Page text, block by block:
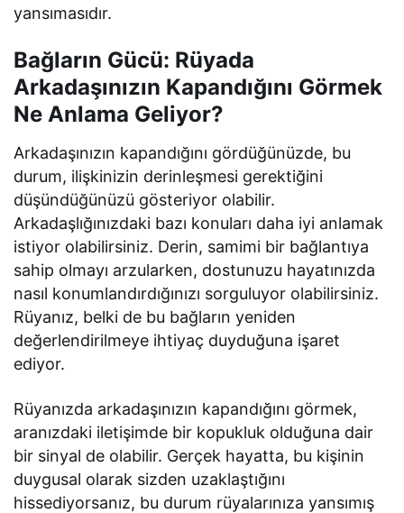
yansımasıdır.
Bağların Gücü: Rüyada
Arkadaşınızın Kapandığını Görmek
Ne Anlama Geliyor?
Arkadaşınızın kapandığını gördüğünüzde, bu
durum, ilişkinizin derinleşmesi gerektiğini
düşündüğünüzü gösteriyor olabilir.
Arkadaşlığınızdaki bazı konuları daha iyi anlamak
istiyor olabilirsiniz. Derin, samimi bir bağlantıya
sahip olmayı arzularken, dostunuzu hayatınızda
nasıl konumlandırdığınızı sorguluyor olabilirsiniz.
Rüyanız, belki de bu bağların yeniden
değerlendirilmeye ihtiyaç duyduğuna işaret
ediyor.
Rüyanızda arkadaşınızın kapandığını görmek,
aranızdaki iletişimde bir kopukluk olduğuna dair
bir sinyal de olabilir. Gerçek hayatta, bu kişinin
duygusal olarak sizden uzaklaştığını
hissediyorsanız, bu durum rüyalarınıza yansımış